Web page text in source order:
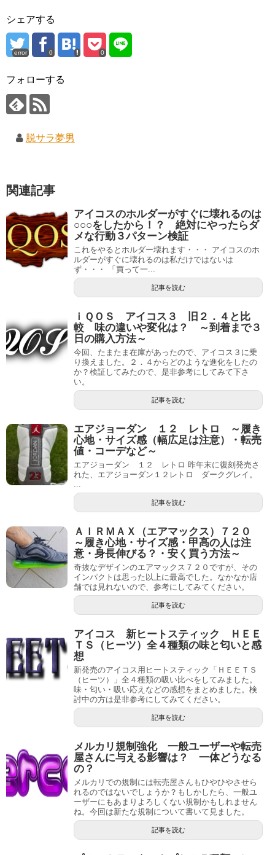
シェアする
error 0 0
フォローする
脱サラ夢男
関連記事
アイコスのホルダーがすぐに壊れるのは
○○○をしたから！？ 絶対にやったらダ
メな行動３パターン検証
これをやるとホルダー壊れます・・・ アイコスのホ
ルダーがすぐに壊れるのは私だけではないは
ず・・・ 「買って一...
記事を読む
ｉＱＯＳ アイコス３ 旧２．４と比
較 味の違いや変化は？ ～到着まで３
日の購入方法～
今回、たまたま在庫があったので、アイコス３に乗
り換えました。２．４からどのような進化をしたの
か？検証してみたので、是非参考にしてみて下さ
い。
記事を読む
エアジョーダン １２ レトロ ～履き
心地・サイズ感（幅広足は注意）・転売
値・コーデなど～
エアジョーダン １２ レトロ 昨年末に復刻発売さ
れた、エアジョーダン１２レトロ ダークグレイ。
記事を読む
ＡＩＲＭＡＸ（エアマックス）７２０
～履き心地・サイズ感・甲高の人は注
意・身長伸びる？・安く買う方法～
奇抜なデザインのエアマックス７２０ですが、その
インパクトは思った以上に最高でした。なかなか店
舗では見れないので、参考にしてみてください。
記事を読む
アイコス 新ヒートスティック ＨＥＥ
ＴＳ（ヒーツ）全４種類の味と匂いと感
想
新発売のアイコス用ヒートスティック「ＨＥＥＴＳ
（ヒーツ）」全４種類の吸い比べをしてみました。
味・匂い・吸い応えなどの感想をまとめました。検
討中の方は是非参考にしてみてください。
記事を読む
メルカリ規制強化 一般ユーザーや転売
屋さんに与える影響は？ 一体どうなる
の？
メルカリでの規制には転売屋さんもひやひやさせら
れるのではないでしょうか？もしかしたら、一般ユ
ーザーにもあまりよろしくない規制かもしれません
ね。今回は新たな規制について書いて見ました。
記事を読む